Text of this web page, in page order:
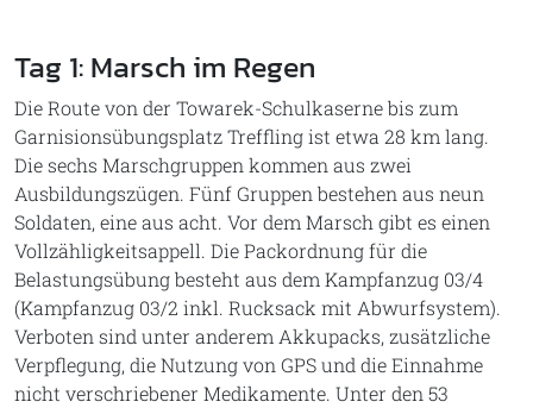
Tag 1: Marsch im Regen
Die Route von der Towarek-Schulkaserne bis zum
Garnisionsübungsplatz Treffling ist etwa 28 km lang.
Die sechs Marschgruppen kommen aus zwei
Ausbildungszügen. Fünf Gruppen bestehen aus neun
Soldaten, eine aus acht. Vor dem Marsch gibt es einen
Vollzähligkeitsappell. Die Packordnung für die
Belastungsübung besteht aus dem Kampfanzug 03/4
(Kampfanzug 03/2 inkl. Rucksack mit Abwurfsystem).
Verboten sind unter anderem Akkupacks, zusätzliche
Verpflegung, die Nutzung von GPS und die Einnahme
nicht verschriebener Medikamente. Unter den 53